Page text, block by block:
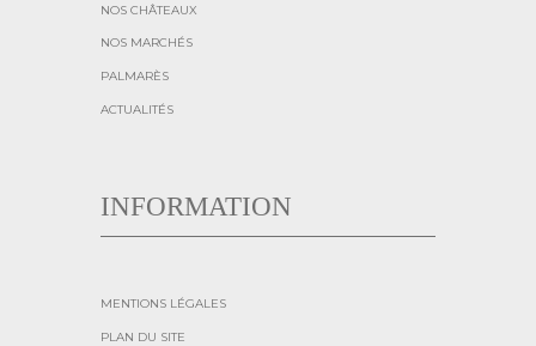
NOS CHÂTEAUX
NOS MARCHÉS
PALMARÈS
ACTUALITÉS
INFORMATION
MENTIONS LÉGALES
PLAN DU SITE